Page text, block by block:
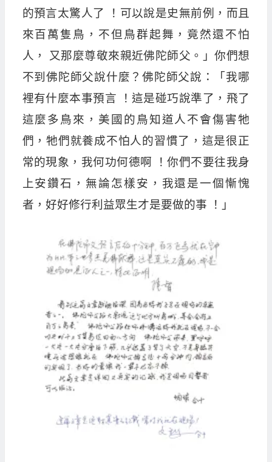
的預言太驚人了 ！可以說是史無前例，而且
來百萬隻鳥，不但鳥群起舞，竟然還不怕
人， 又那麼尊敬來親近佛陀師父。」你們想
不到佛陀師父說什麼？佛陀師父說：「我哪
裡有什麼本事預言 ！這是碰巧說準了，飛了
這麼多鳥來，美國的鳥知道人不會傷害牠
們，牠們就養成不怕人的習慣了，這是很正
常的現象，我何功何德啊 ！你們不要往我身
上安鑽石，無論怎樣安，我還是一個慚愧
者，好好修行利益眾生才是要做的事 ！」